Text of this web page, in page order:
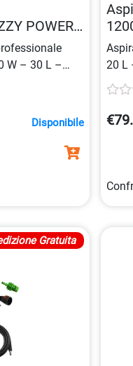
POWER
Lavor
W – 30 L –
Disponibile
20 L
Gratuita